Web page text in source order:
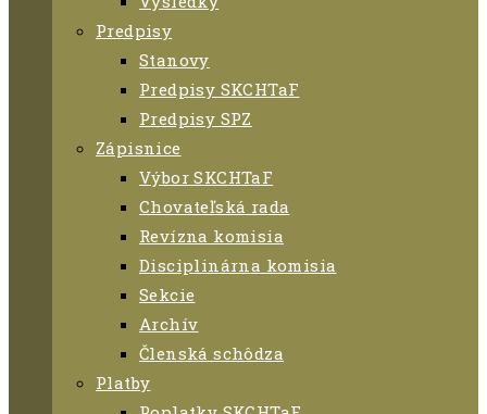
Predpisy
Stanovy
Predpisy SKCHTaF
Predpisy SPZ
Zápisnice
Výbor SKCHTaF
Chovateľská rada
Revízna komisia
Disciplinárna komisia
Sekcie
Archív
Členská schôdza
Platby